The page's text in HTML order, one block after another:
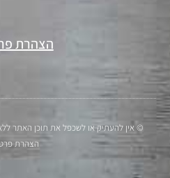
הצהרת
© אין להעתיק או לשכפל את תוכן האתר
הצהרת